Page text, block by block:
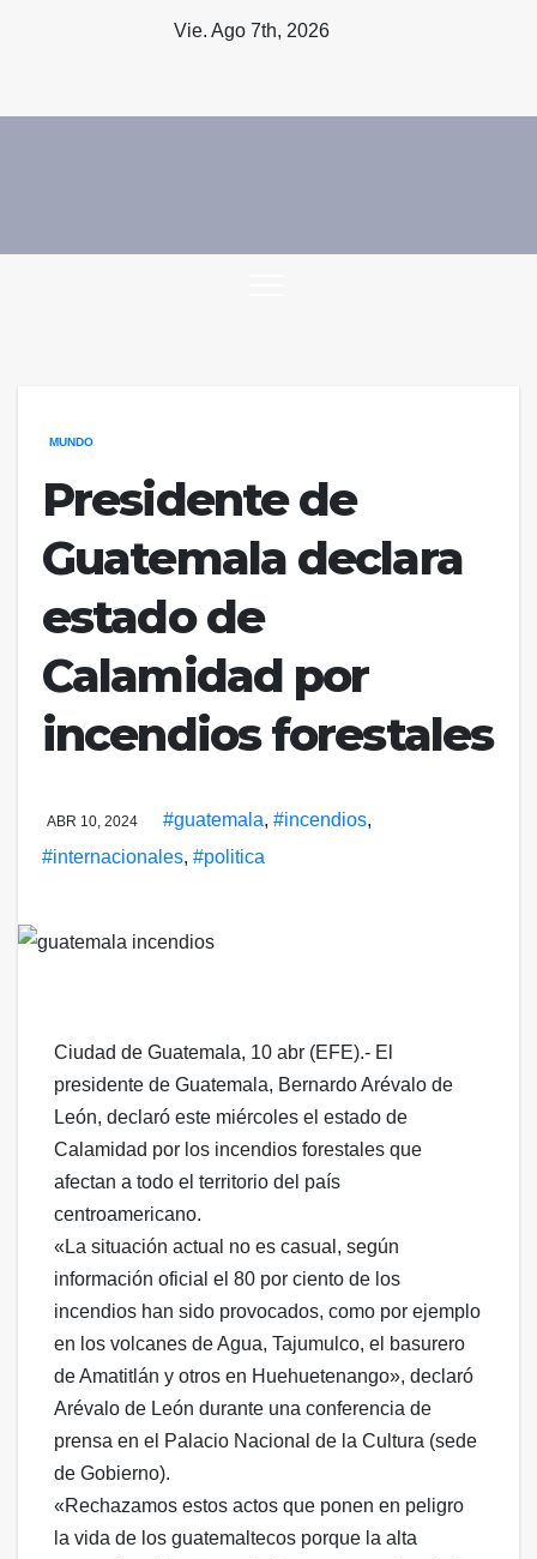
Vie. Ago 7th, 2026
MUNDO
Presidente de
Guatemala declara
estado de
Calamidad por
incendios forestales
ABR 10, 2024 #guatemala, #incendios,
#internacionales, #politica
Ciudad de Guatemala, 10 abr (EFE).- El
presidente de Guatemala, Bernardo Arévalo de
León, declaró este miércoles el estado de
Calamidad por los incendios forestales que
afectan a todo el territorio del país
centroamericano.
«La situación actual no es casual, según
información oficial el 80 por ciento de los
incendios han sido provocados, como por ejemplo
en los volcanes de Agua, Tajumulco, el basurero
de Amatitlán y otros en Huehuetenango», declaró
Arévalo de León durante una conferencia de
prensa en el Palacio Nacional de la Cultura (sede
de Gobierno).
«Rechazamos estos actos que ponen en peligro
la vida de los guatemaltecos porque la alta